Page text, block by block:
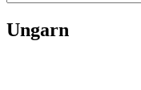
Ungarn